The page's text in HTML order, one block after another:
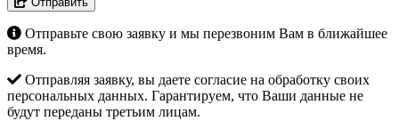
Отправьте свою заявку и мы перезвоним Вам в ближайшее
время.
Отправляя заявку, вы даете согласие на обработку своих
персональных данных. Гарантируем, что Ваши данные не
будут переданы третьим лицам.